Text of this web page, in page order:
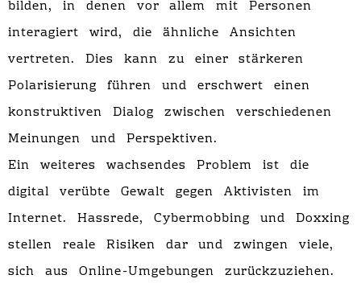
bilden, in denen vor allem mit Personen
interagiert wird, die ähnliche Ansichten
vertreten. Dies kann zu einer stärkeren
Polarisierung führen und erschwert einen
konstruktiven Dialog zwischen verschiedenen
Meinungen und Perspektiven.
Ein weiteres wachsendes Problem ist die
digital verübte Gewalt gegen Aktivisten im
Internet. Hassrede, Cybermobbing und Doxxing
stellen reale Risiken dar und zwingen viele,
sich aus Online-Umgebungen zurückzuziehen.